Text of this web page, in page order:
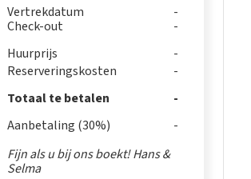
Vertrekdatum
Check-out
Huurprijs
Reserveringskosten
Totaal te betalen
Aanbetaling (30%)
Fijn als u bij ons boekt! Hans &
Selma